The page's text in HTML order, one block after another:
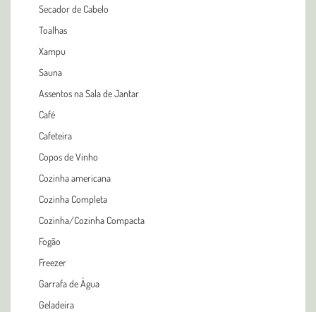
Secador de Cabelo
Toalhas
Xampu
Sauna
Assentos na Sala de Jantar
Café
Cafeteira
Copos de Vinho
Cozinha americana
Cozinha Completa
Cozinha/Cozinha Compacta
Fogão
Freezer
Garrafa de Água
Geladeira